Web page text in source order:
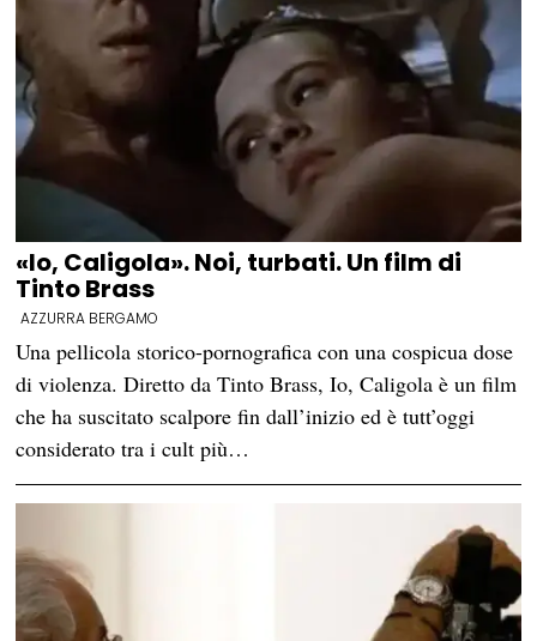
«Io, Caligola». Noi, turbati. Un film di
Tinto Brass
AZZURRA BERGAMO
Una pellicola storico-pornografica con una cospicua dose
di violenza. Diretto da Tinto Brass, Io, Caligola è un film
che ha suscitato scalpore fin dall’inizio ed è tutt’oggi
considerato tra i cult più…